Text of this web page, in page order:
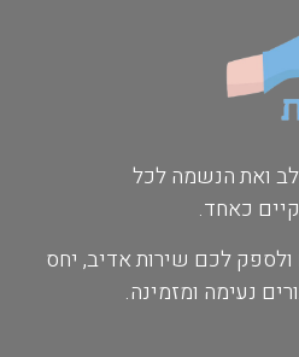
ואת הנשמה לכל
כאחד.
לכם שירות אדיב, יחס
נעימה ומזמינה.